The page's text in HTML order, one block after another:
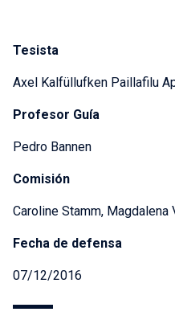
Tesista
Axel Kalfüllufken Paillafilu
Profesor Guía
Pedro Bannen
Comisión
Caroline Stamm, Magdalena
Fecha de defensa
07/12/2016